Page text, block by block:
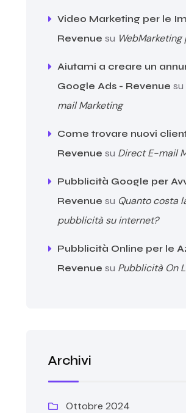
Video Marketing per le
Revenue su
Aiutami a creare un
Google Ads - Revenue su
mail Marketing
Come trovare nuovi
Revenue su Direct E-mail
Pubblicità Google per
Revenue su Quanto costa
pubblicità su internet?
Pubblicità Online per le
Revenue su Pubblicità On
Archivi
Ottobre 2024